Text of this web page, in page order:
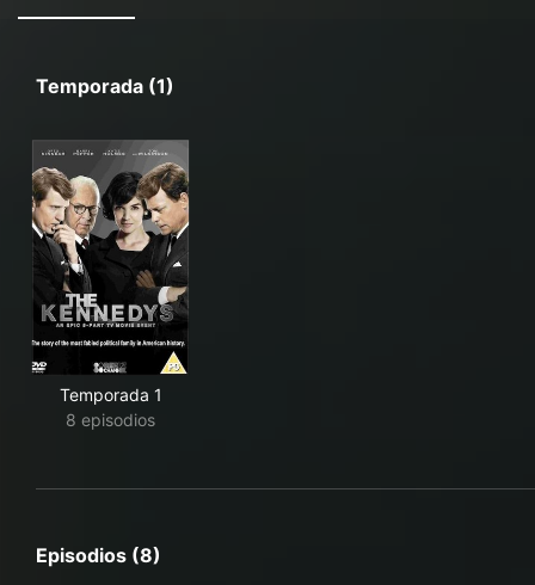
Temporada (1)
Temporada 1
8 episodios
Episodios (8)